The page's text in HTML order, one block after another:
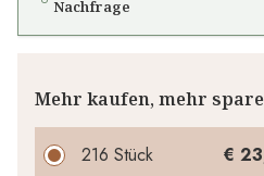
Nachfrage
Mehr kaufen, mehr
216 Stück €